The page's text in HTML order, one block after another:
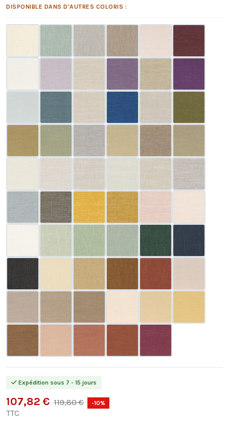
DISPONIBLE DANS D'AUTRES COLORIS :
Expédition sous 7 - 15 jours
107,82 € 119,80 € -10%
TTC